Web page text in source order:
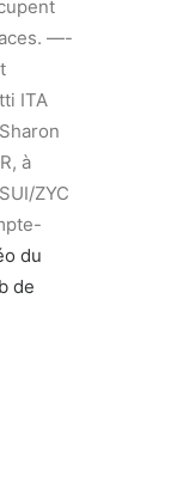
—-
ITA
à
ZYC
du
de